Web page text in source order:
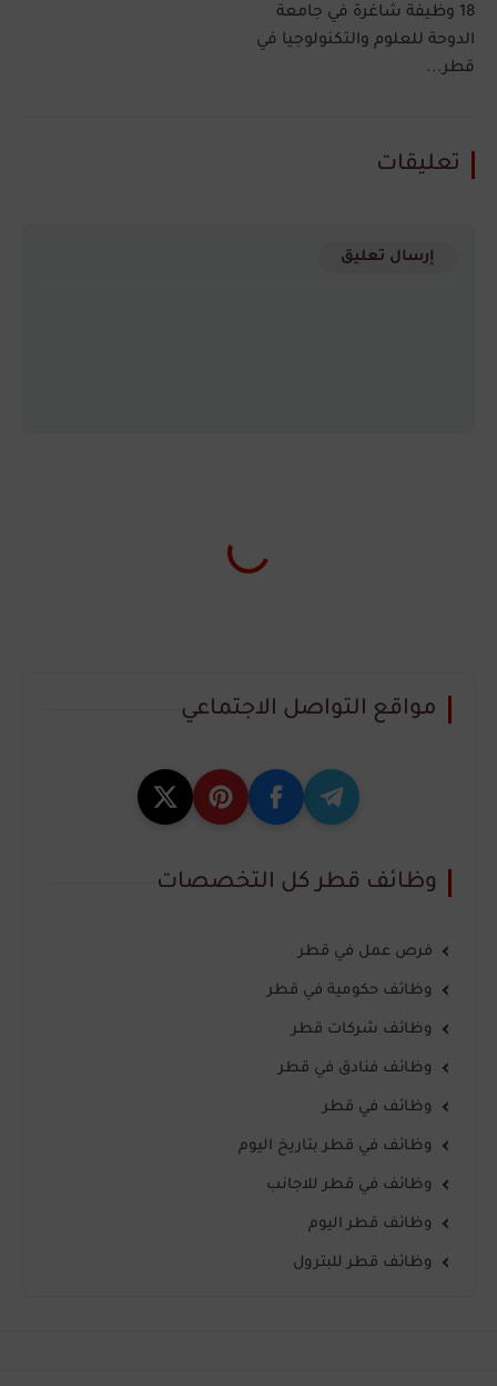
18 وظيفة شاغرة في جامعة
الدوحة للعلوم والتكنولوجيا في
قطر...
تعليقات
إرسال تعليق
مواقع التواصل الاجتماعي
وظائف قطر كل التخصصات
فرص عمل في قطر
وظائف حكومية في قطر
وظائف شركات قطر
وظائف فنادق في قطر
وظائف في قطر
وظائف في قطر بتاريخ اليوم
وظائف في قطر للاجانب
وظائف قطر اليوم
وظائف قطر للبترول